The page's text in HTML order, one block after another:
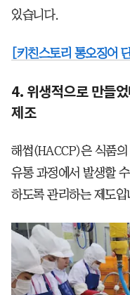
있습니다.
[키친스토리 통오징어
4. 위생적으로 만들
제조
해썹(HACCP)은 식품
유통 과정에서 발생할
하도록 관리하는 제도입